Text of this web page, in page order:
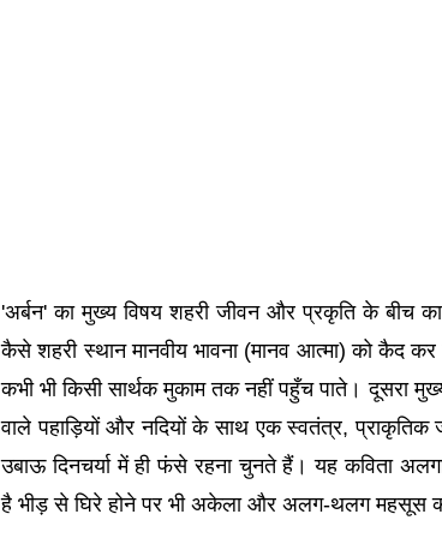
'अर्बन' का मुख्य विषय शहरी जीवन और प्रकृति के बीच
कैसे शहरी स्थान मानवीय भावना (मानव आत्मा) को कैद
कभी भी किसी सार्थक मुकाम तक नहीं पहुँच पाते। दूसरा
वाले पहाड़ियों और नदियों के साथ एक स्वतंत्र,
उबाऊ दिनचर्या में ही फंसे रहना चुनते हैं। यह कविता
है भीड़ से घिरे होने पर भी अकेला और अलग-थलग महसूस